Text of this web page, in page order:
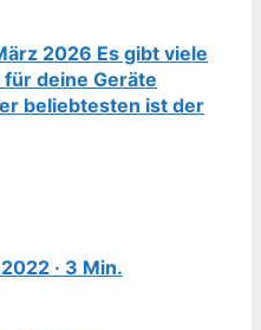
2026 Es gibt viele
deine Geräte
beliebtesten ist der
· 3 Min.